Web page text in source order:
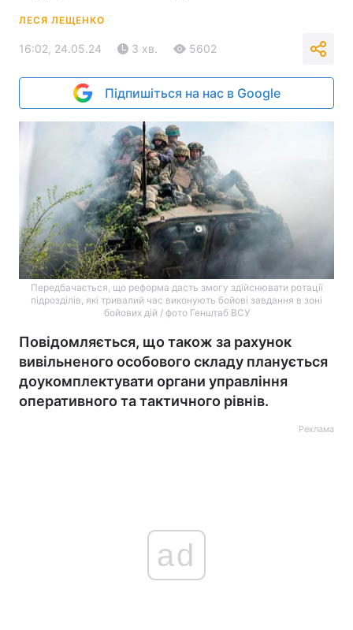
ЛЕСЯ ЛЕЩЕНКО
16:02, 24.05.24 3 хв. 5602
Підпишіться на нас в Google
Передбачається, що реформа дасть змогу здійснювати ротації
підрозділів, які тривалий час виконують бойові завдання в зоні
бойових дій / фото Генштаб ВСУ
Повідомляється, що також за рахунок
вивільненого особового складу планується
доукомплектувати органи управління
оперативного та тактичного рівнів.
Реклама
ad